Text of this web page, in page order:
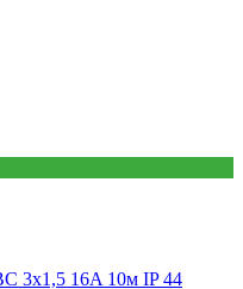
3х1,5 16A 10м IP 44